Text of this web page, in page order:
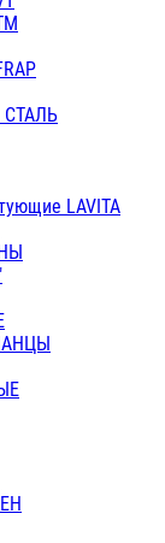
СТАЛЬ
LAVITA